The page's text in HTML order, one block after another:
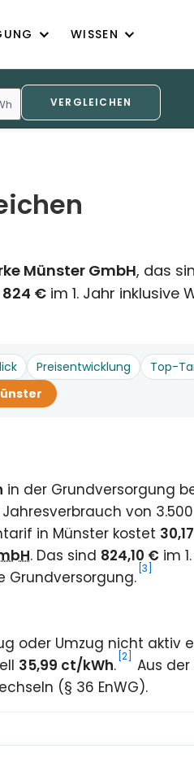
WISSEN
VERGLEICHEN
Münster GmbH, das
824 € im 1. Jahr inklusive
Preisentwicklung Top-
in der Grundversorgung
von
in Münster kostet
. Das sind 824,10 € im
Grundversorgung. [3]
oder Umzug nicht aktiv
35,99 ct/kWh. [2]
Aus
(§ 36 EnWG).